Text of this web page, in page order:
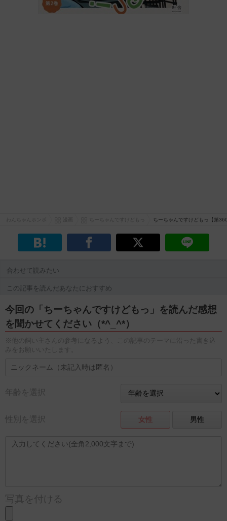
ちーちゃんですけどもっ【第
合わせて読みたい
この記事を読んだあなたにおすすめ
今回の「ちーちゃんですけどもっ」を読んだ感想
を聞かせてください（*^_^*）
※他の飼い主さんの参考になるよう、この記事のテーマに沿った書き込
みをお願いいたします。
年齢を選択
性別を選択 女性 男性
写真を付ける